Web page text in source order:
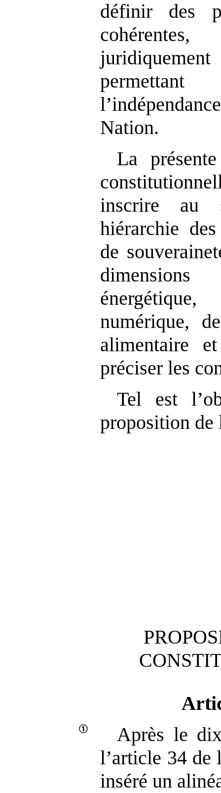
définir des
Nation.
La
inscrire au
hiérarchie
de
numérique,
alimentaire
préciser les
Tel est
proposition
Après le
l’article 34
inséré un